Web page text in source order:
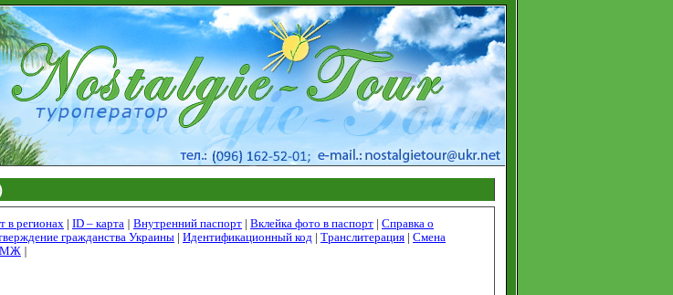
в регионах | ID – карта | Внутренний паспорт | Вклейка фото в паспорт | Справка о
гражданства Украины | Идентификационный код | Транслитерация | Смена
|